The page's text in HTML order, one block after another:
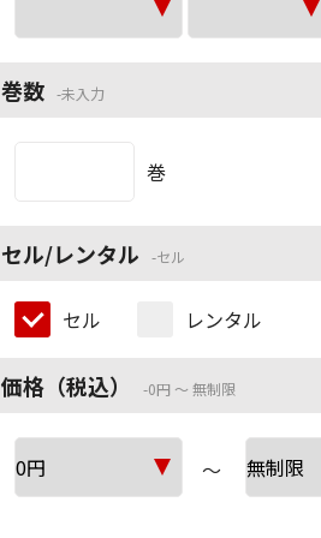
巻数 未入力
巻
セル/レンタル セル
セル レンタル
価格（税込） 0円 ～ 無制限
～